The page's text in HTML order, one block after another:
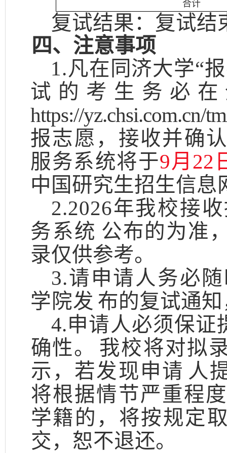
合计
复试结果：复试结
四、注意事项
1.凡在同济大学“
试的考生 务必
https://yz.chsi.com.cn/
报志愿，接收并确
服务系统将于9月22
中国研究生招生信
2.2026年我校接
务系统 公布的为准
录仅供参考。
3.请申请人务必
学院发 布的复试通
4.申请人必须保证
确性。
我校将对拟
示，若发现申请 人
将根据情节严重程
学籍的，将按规定
交，恕不退还。